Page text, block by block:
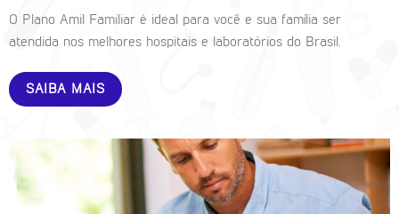
O Plano Amil Familiar é ideal para você e sua família ser
atendida nos melhores hospitais e laboratórios do Brasil.
SAIBA MAIS